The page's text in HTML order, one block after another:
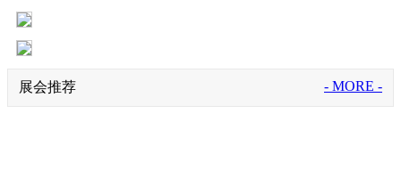
展会推荐 - MORE -